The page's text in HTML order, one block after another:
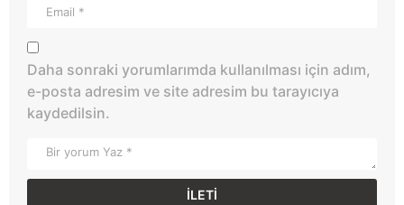
Daha sonraki yorumlarımda kullanılması için adım,
e-posta adresim ve site adresim bu tarayıcıya
kaydedilsin.